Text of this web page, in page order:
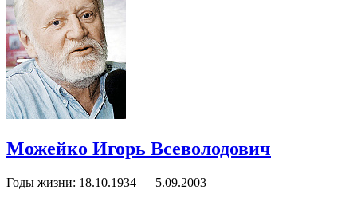
Можейко Игорь Всеволодович
Годы жизни: 18.10.1934 — 5.09.2003